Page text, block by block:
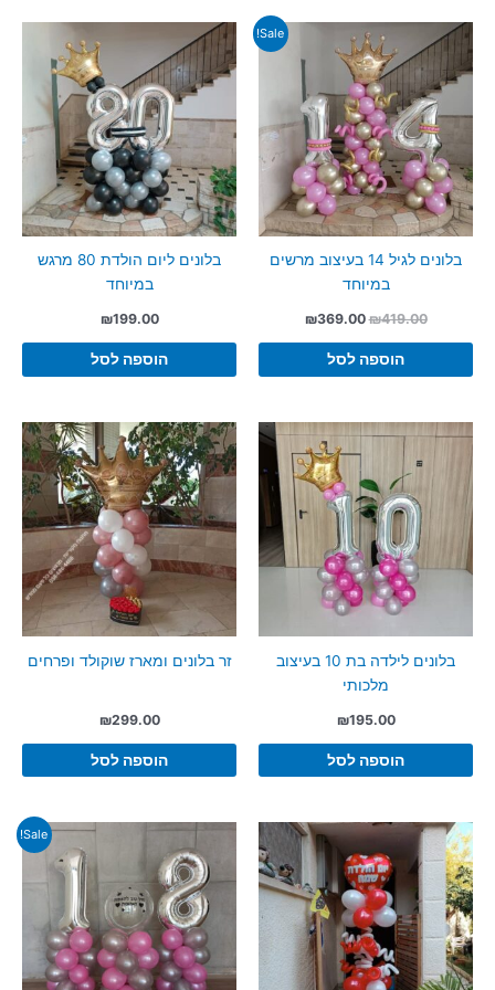
Sale!
בלונים לגיל 14 בעיצוב מרשים
במיוחד
₪419.00
המחיר
היה:
₪369.00
המחיר
₪369.00.
הוספה לסל
בלונים ליום הולדת 80 מרגש
במיוחד
₪199.00
הוספה לסל
בלונים לילדה בת 10 בעיצוב
מלכותי
₪195.00
הוספה לסל
זר בלונים ומארז שוקולד ופרחים
₪299.00
הוספה לסל
Sale!